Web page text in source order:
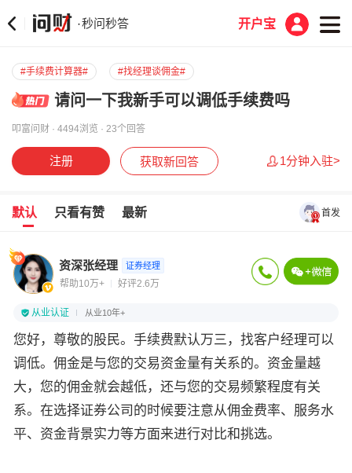
·秒问秒答 开户宝
#手续费计算器# #找经理谈佣金#
请问一下我新手可以调低手续费吗
叩富问财 · 4494浏览 · 23个回答
注册 获取新回答 1分钟入驻>
默认 只看有赞 最新 首发
资深张经理 证券经理
帮助10万+ 好评2.6万
从业认证 从业10年+
您好，尊敬的股民。手续费默认万三，找客户经理可以
调低。佣金是与您的交易资金量有关系的。资金量越
大，您的佣金就会越低，还与您的交易频繁程度有关
系。在选择证券公司的时候要注意从佣金费率、服务水
平、资金背景实力等方面来进行对比和挑选。